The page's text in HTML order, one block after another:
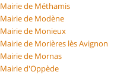
Mairie de Méthamis
Mairie de Modène
Mairie de Monieux
Mairie de Morières lès Avignon
Mairie de Mornas
Mairie d'Oppède